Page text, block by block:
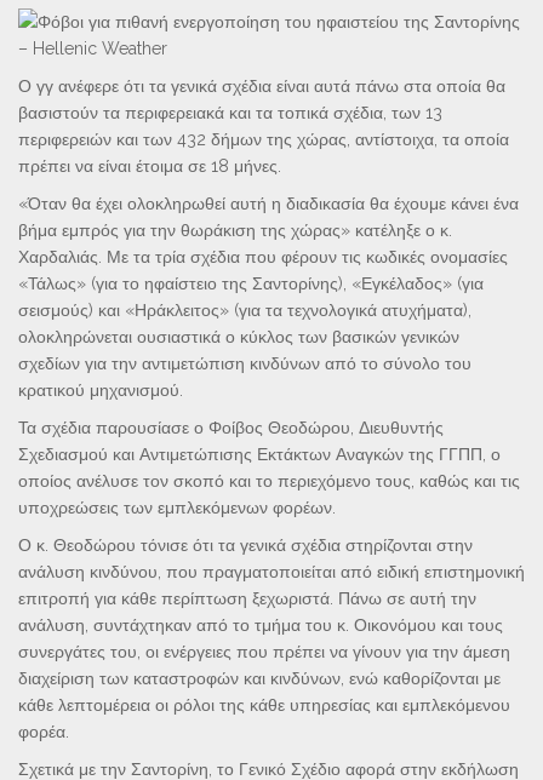
Ο γγ ανέφερε ότι τα γενικά σχέδια είναι αυτά πάνω στα οποία θα
βασιστούν τα περιφερειακά και τα τοπικά σχέδια, των 13
περιφερειών και των 432 δήμων της χώρας, αντίστοιχα, τα οποία
πρέπει να είναι έτοιμα σε 18 μήνες.
«Όταν θα έχει ολοκληρωθεί αυτή η διαδικασία θα έχουμε κάνει ένα
βήμα εμπρός για την θωράκιση της χώρας» κατέληξε ο κ.
Χαρδαλιάς. Με τα τρία σχέδια που φέρουν τις κωδικές ονομασίες
«Τάλως» (για το ηφαίστειο της Σαντορίνης), «Εγκέλαδος» (για
σεισμούς) και «Ηράκλειτος» (για τα τεχνολογικά ατυχήματα),
ολοκληρώνεται ουσιαστικά ο κύκλος των βασικών γενικών
σχεδίων για την αντιμετώπιση κινδύνων από το σύνολο του
κρατικού μηχανισμού.
Τα σχέδια παρουσίασε ο Φοίβος Θεοδώρου, Διευθυντής
Σχεδιασμού και Αντιμετώπισης Εκτάκτων Αναγκών της ΓΓΠΠ, ο
οποίος ανέλυσε τον σκοπό και το περιεχόμενο τους, καθώς και τις
υποχρεώσεις των εμπλεκόμενων φορέων.
Ο κ. Θεοδώρου τόνισε ότι τα γενικά σχέδια στηρίζονται στην
ανάλυση κινδύνου, που πραγματοποιείται από ειδική επιστημονική
επιτροπή για κάθε περίπτωση ξεχωριστά. Πάνω σε αυτή την
ανάλυση, συντάχτηκαν από το τμήμα του κ. Οικονόμου και τους
συνεργάτες του, οι ενέργειες που πρέπει να γίνουν για την άμεση
διαχείριση των καταστροφών και κινδύνων, ενώ καθορίζονται με
κάθε λεπτομέρεια οι ρόλοι της κάθε υπηρεσίας και εμπλεκόμενου
φορέα.
Σχετικά με την Σαντορίνη, το Γενικό Σχέδιο αφορά στην εκδήλωση